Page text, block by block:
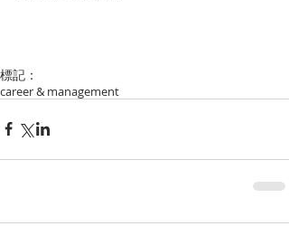
標記：
career & management